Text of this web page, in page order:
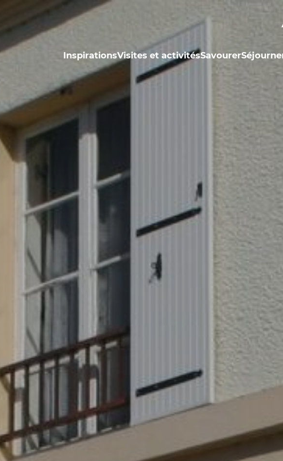
InspirationsVisites et activitésSavourer